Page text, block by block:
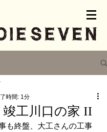
竣工川口の家 II
時間: 1分
も終盤、大工さんの工事